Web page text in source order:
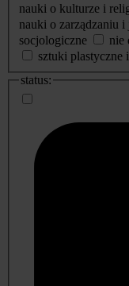
nauki o kulturze i
nauki o zarządzaniu i
socjologiczne
nie
sztuki plastyczne
status: